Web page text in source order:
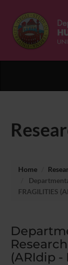
Home
FRAGILITIES
(ARIdip -